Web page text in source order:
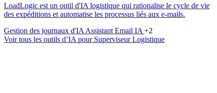
LoadLogic est un outil d'IA logistique qui rationalise le cycle de vie
des expéditions et automatise les processus liés aux e-mails.
Gestion des journaux d'IA Assistant Email IA +2
Voir tous les outils d’IA pour Superviseur Logistique